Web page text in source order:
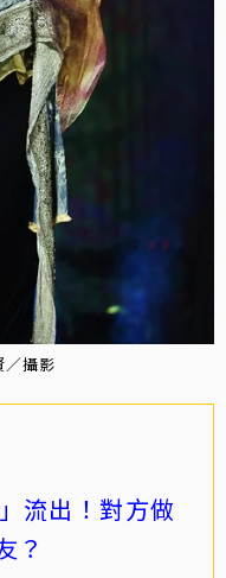
／攝影
流出！對方做
？